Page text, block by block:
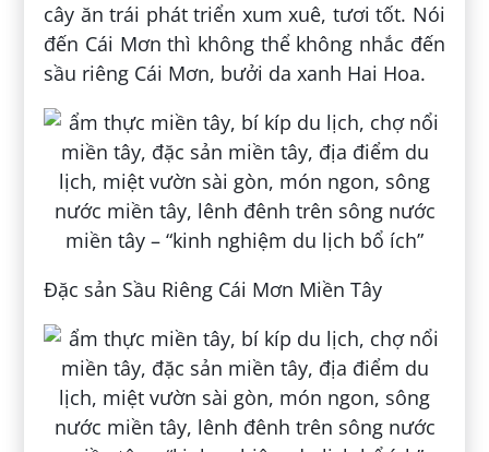
cây ăn trái phát triển xum xuê, tươi tốt. Nói
đến Cái Mơn thì không thể không nhắc đến
sầu riêng Cái Mơn, bưởi da xanh Hai Hoa.
Đặc sản Sầu Riêng Cái Mơn Miền Tây